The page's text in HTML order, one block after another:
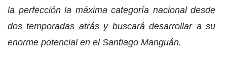
la perfección la máxima categoría nacional desde
dos temporadas atrás y buscará desarrollar a su
enorme potencial en el Santiago Manguán.